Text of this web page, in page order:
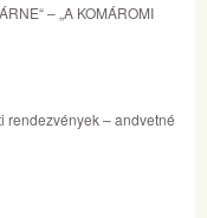
– „A KOMÁROMI
rendezvények – andvetné